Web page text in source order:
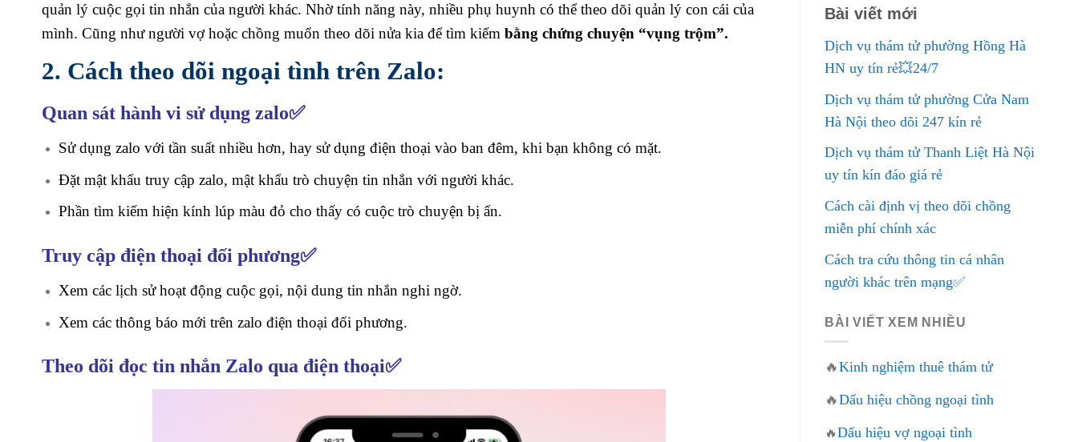
quản lý cuộc gọi tin nhắn của người khác. Nhờ tính năng này, nhiều phụ huynh có thể theo dõi quản lý con cái của
mình. Cũng như người vợ hoặc chồng muốn theo dõi nửa kia để tìm kiếm bằng chứng chuyện “vụng trộm”.
2. Cách theo dõi ngoại tình trên Zalo:
Quan sát hành vi sử dụng zalo✅
Sử dụng zalo với tần suất nhiều hơn, hay sử dụng điện thoại vào ban đêm, khi bạn không có mặt.
Đặt mật khẩu truy cập zalo, mật khẩu trò chuyện tin nhắn với người khác.
Phần tìm kiếm hiện kính lúp màu đỏ cho thấy có cuộc trò chuyện bị ẩn.
Truy cập điện thoại đối phương✅
Xem các lịch sử hoạt động cuộc gọi, nội dung tin nhắn nghi ngờ.
Xem các thông báo mới trên zalo điện thoại đối phương.
Theo dõi đọc tin nhắn Zalo qua điện thoại✅
Bài viết mới
Dịch vụ thám tử phường Hồng Hà
HN uy tín rẻ💥24/7
Dịch vụ thám tử phường Cửa Nam
Hà Nội theo dõi 247 kín rẻ
Dịch vụ thám tử Thanh Liệt Hà Nội
uy tín kín đáo giá rẻ
Cách cài định vị theo dõi chồng
miễn phí chính xác
Cách tra cứu thông tin cá nhân
người khác trên mạng✅
BÀI VIẾT XEM NHIỀU
🔥Kinh nghiệm thuê thám tử
🔥Dấu hiệu chồng ngoại tình
🔥Dấu hiệu vợ ngoại tình